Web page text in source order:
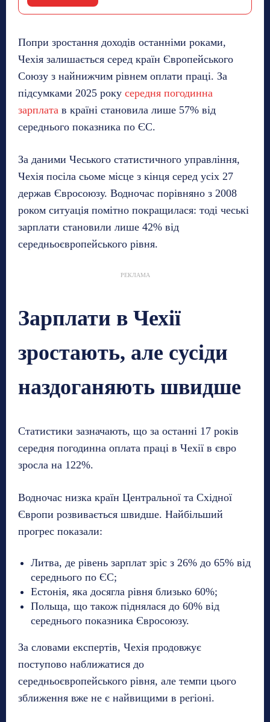
Попри зростання доходів останніми роками,
Чехія залишається серед країн Європейського
Союзу з найнижчим рівнем оплати праці. За
підсумками 2025 року середня погодинна
зарплата в країні становила лише 57% від
середнього показника по ЄС.
За даними Чеського статистичного управління,
Чехія посіла сьоме місце з кінця серед усіх 27
держав Євросоюзу. Водночас порівняно з 2008
роком ситуація помітно покращилася: тоді чеські
зарплати становили лише 42% від
середньоєвропейського рівня.
РЕКЛАМА
Зарплати в Чехії
зростають, але сусіди
наздоганяють швидше
Статистики зазначають, що за останні 17 років
середня погодинна оплата праці в Чехії в євро
зросла на 122%.
Водночас низка країн Центральної та Східної
Європи розвивається швидше. Найбільший
прогрес показали:
Литва, де рівень зарплат зріс з 26% до 65% від
середнього по ЄС;
Естонія, яка досягла рівня близько 60%;
Польща, що також піднялася до 60% від
середнього показника Євросоюзу.
За словами експертів, Чехія продовжує
поступово наближатися до
середньоєвропейського рівня, але темпи цього
зближення вже не є найвищими в регіоні.